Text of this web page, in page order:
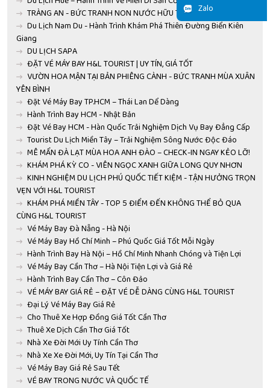
TRÀNG AN - BỨC TRANH NON NƯỚC HỮU TÌNH
Du Lịch Nam Du - Hành Trình Khám Phá Thiên Đường Biển Kiên
Giang
DU LỊCH SAPA
ĐẶT VÉ MÁY BAY H&L TOURIST | UY TÍN, GIÁ TỐT
VƯỜN HOA MẬN TẠI BẢN PHIÊNG CÀNH - BỨC TRANH MÙA XUÂN
YÊN BÌNH
Đặt Vé Máy Bay TP.HCM – Thái Lan Dể Dàng
Hành Trình Bay HCM - Nhật Bản
Đặt Vé Bay HCM - Hàn Quốc Trải Nghiệm Dịch Vụ Bay Đẳng Cấp
Tourist Du Lịch Miền Tây – Trải Nghiệm Sông Nước Độc Đáo
MÊ MẨN ĐÀ LẠT MÙA HOA ANH ĐÀO – CHECK-IN NGAY KẺO LỠ!
KHÁM PHÁ KỲ CO - VIÊN NGỌC XANH GIỮA LONG QUY NHƠN
KINH NGHIỆM DU LỊCH PHÚ QUỐC TIẾT KIỆM - TẬN HƯỞNG TRỌN
VẸN VỚI H&L TOURIST
KHÁM PHÁ MIỀN TÂY - TOP 5 ĐIỂM ĐẾN KHÔNG THỂ BỎ QUA
CÙNG H&L TOURIST
Vé Máy Bay Đà Nẵng - Hà Nội
Vé Máy Bay Hồ Chí Minh – Phú Quốc Giá Tốt Mỗi Ngày
Hành Trình Bay Hà Nội – Hồ Chí Minh Nhanh Chóng và Tiện Lợi
Vé Máy Bay Cần Thơ – Hà Nội Tiện Lợi và Giá Rẻ
Hành Trình Bay Cần Thơ – Côn Đảo
VÉ MÁY BAY GIÁ RẺ – ĐẶT VÉ DỄ DÀNG CÙNG H&L TOURIST
Đại Lý Vé Máy Bay Giá Rẻ
Cho Thuê Xe Hợp Đồng Giá Tốt Cần Thơ
Thuê Xe Dịch Cần Thơ Giá Tốt
Nhà Xe Đời Mới Uy Tính Cần Thơ
Nhà Xe Xe Đời Mới, Uy Tín Tại Cần Thơ
Vé Máy Bay Giá Rẻ Sau Tết
VÉ BAY TRONG NƯỚC VÀ QUỐC TẾ
Zalo